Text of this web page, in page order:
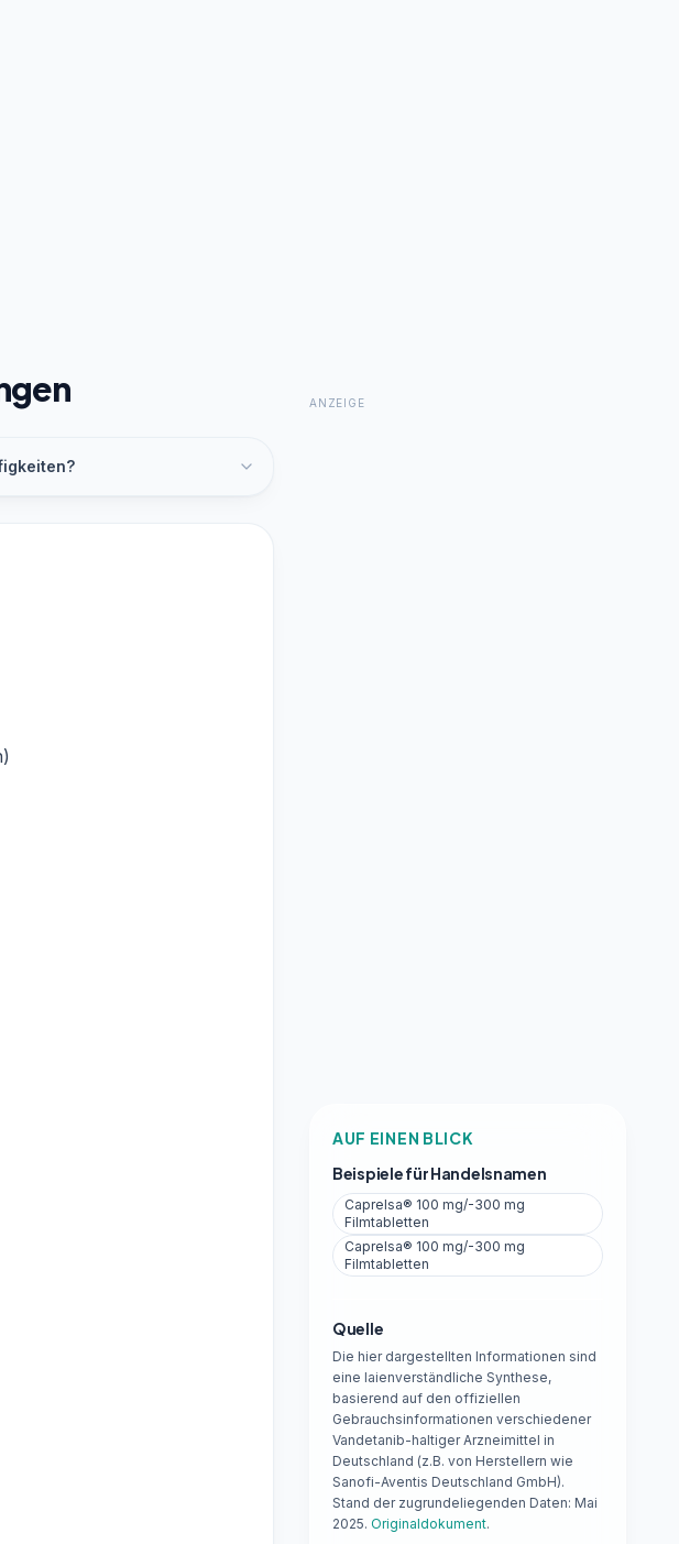
ANZEIGE
AUF EINEN BLICK
Beispiele für Handelsnamen
Caprelsa® 100 mg/-300 mg
Filmtabletten
Caprelsa® 100 mg/-300 mg
Filmtabletten
Quelle
Die hier dargestellten Informationen sind
eine laienverständliche Synthese,
basierend auf den offiziellen
Gebrauchsinformationen verschiedener
Vandetanib-haltiger Arzneimittel in
Deutschland (z.B. von Herstellern wie
Sanofi-Aventis Deutschland GmbH).
Stand der zugrundeliegenden Daten: Mai
2025. Originaldokument.